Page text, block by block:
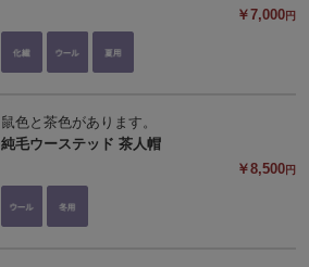
￥7,000円
鼠色と茶色があります。
純毛ウーステッド 茶人帽
￥8,500円